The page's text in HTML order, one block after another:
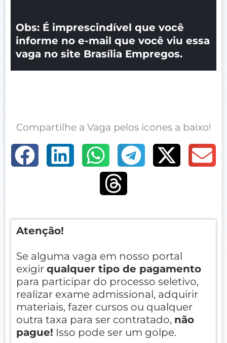
Obs: É imprescindível que você
informe no e-mail que você viu essa
vaga no site Brasília Empregos.
Compartilhe a Vaga pelos ícones a baixo!
Atenção!
Se alguma vaga em nosso portal
exigir qualquer tipo de pagamento
para participar do processo seletivo,
realizar exame admissional, adquirir
materiais, fazer cursos ou qualquer
outra taxa para ser contratado, não
pague! Isso pode ser um golpe.